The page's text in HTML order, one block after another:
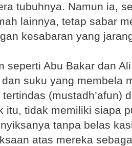
tubuhnya. Namun ia,
lainnya, tetap sabar
kesabaran yang
seperti Abu Bakar dan
suku yang membela
(mustadh’afun)
itu, tidak memiliki siapa
tanpa belas
atas mereka